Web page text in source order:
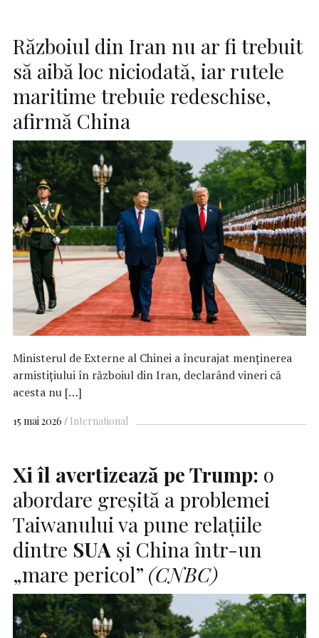
Războiul din Iran nu ar fi trebuit
să aibă loc niciodată, iar rutele
maritime trebuie redeschise,
afirmă China
Ministerul de Externe al Chinei a încurajat menținerea
armistițiului în războiul din Iran, declarând vineri că
acesta nu […]
15 mai 2026 International
Xi îl avertizează pe Trump: o
abordare greșită a problemei
Taiwanului va pune relațiile
dintre SUA și China într-un
„mare pericol” (CNBC)